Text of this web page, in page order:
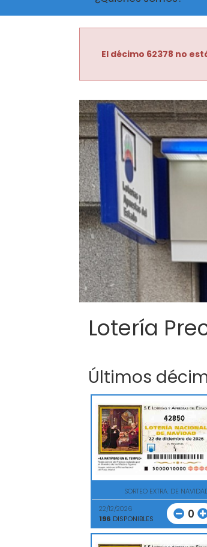
El décimo 62378 no
Lotería
Últimos
42850
SORTEO EXTRA. DE
22/12/2026
196 DISPONIBLES 0